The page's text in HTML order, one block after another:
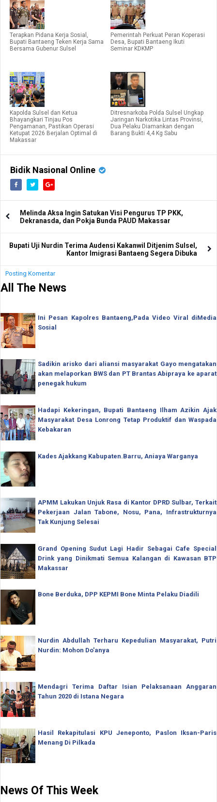
Terapkan Pidana Kerja Sosial,
Bupati Bantaeng Teken Kerja Sama
Bersama Gubenur Sulsel
Pemerintah Perkuat Peran Koperasi
Desa, Bupati Bantaeng Ikuti
Seminar KDKMP
Kapolda Sulsel dan Ketua
Bhayangkari Tinjau Pos
Pengamanan, Pastikan Operasi
Ketupat 2026 Berjalan Optimal di
Makassar
Ditresnarkoba Polda Sulsel Ungkap
Jaringan Narkotika Lintas Provinsi,
Dua Pelaku Diamankan dengan
Barang Bukti 4,4 Kg Sabu
Bidik Nasional Online
Melinda Aksa Ingin Satukan Visi Pengurus TP PKK,
Dekranasda, dan Pokja Bunda PAUD Makassar
Bupati Uji Nurdin Terima Audensi Kakanwil Ditjenim Sulsel,
Kantor Imigrasi Bantaeng Segera Dibuka
Posting Komentar
All The News
Ini Pesan Kapolres Bantaeng,Pada Video Viral diMedia
Sosial
Sadikin arisko dari aliansi masyarakat Gayo mengatakan
akan melaporkan BWS dan PT Brantas Abipraya ke aparat
penegak hukum
Hadapi Kekeringan, Bupati Bantaeng Ilham Azikin Ajak
Masyarakat Desa Lonrong Tetap Produktif dan Waspada
Kebakaran
Kades Ajakkang Kabupaten.Barru, Aniaya Warganya
APMM Lakukan Unjuk Rasa di Kantor DPRD Sulbar, Terkait
Pekerjaan Jalan Tabone, Nosu, Pana, Infrastrukturnya
Tak Kunjung Selesai
Grand Opening Sudut Lagi Hadir Sebagai Cafe Special
Drink yang Dinikmati Semua Kalangan di Kawasan BTP
Makassar
Bone Berduka, DPP KEPMI Bone Minta Pelaku Diadili
Nurdin Abdullah Terharu Kepedulian Masyarakat, Putri
Nurdin: Mohon Do'anya
Mendagri Terima Daftar Isian Pelaksanaan Anggaran
Tahun 2020 di Istana Negara
Hasil Rekapitulasi KPU Jeneponto, Paslon Iksan-Paris
Menang Di Pilkada
News Of This Week